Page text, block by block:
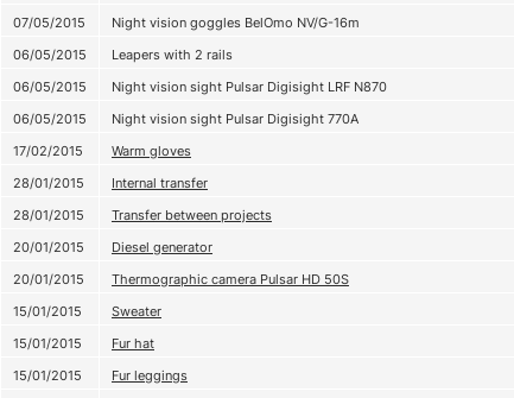
07/05/2015
Night vision goggles BelOmo NV/G-16m
06/05/2015
Leapers with 2 rails
06/05/2015
Night vision sight Pulsar Digisight LRF N870
06/05/2015
Night vision sight Pulsar Digisight 770A
17/02/2015
Warm gloves
28/01/2015
Internal transfer
28/01/2015
Transfer between projects
20/01/2015
Diesel generator
20/01/2015
Thermographic camera Pulsar HD 50S
15/01/2015
Sweater
15/01/2015
Fur hat
15/01/2015
Fur leggings